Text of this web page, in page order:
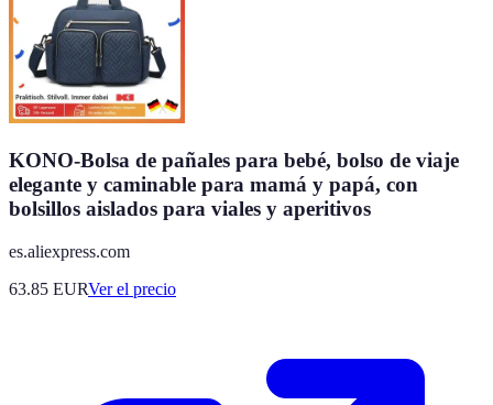
KONO-Bolsa de pañales para bebé, bolso de viaje
elegante y caminable para mamá y papá, con
bolsillos aislados para viales y aperitivos
es.aliexpress.com
63.85 EURVer el precio